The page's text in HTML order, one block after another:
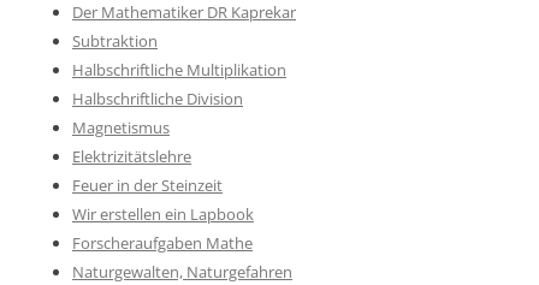
Der Mathematiker DR Kaprekar
Subtraktion
Halbschriftliche Multiplikation
Halbschriftliche Division
Magnetismus
Elektrizitätslehre
Feuer in der Steinzeit
Wir erstellen ein Lapbook
Forscheraufgaben Mathe
Naturgewalten, Naturgefahren